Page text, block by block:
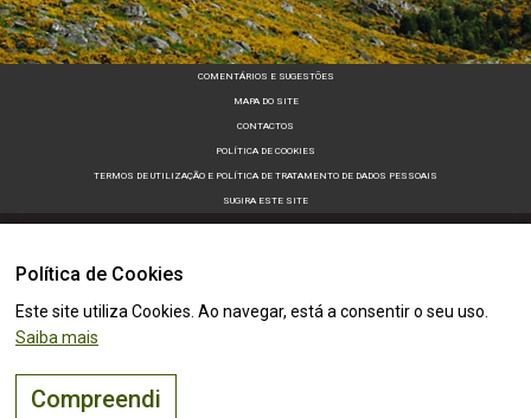
Política de Cookies
Este site utiliza Cookies. Ao navegar, está a consentir o seu uso.
Saiba mais
Compreendi
COMENTÁRIOS E SUGESTÕES
MAPA DO SITE
CONTACTOS
POLÍTICA DE COOKIES
TERMOS DE UTILIZAÇÃO E POLÍTICA DE TRATAMENTO DE DADOS PESSOAIS
SUGIRA ESTE SITE